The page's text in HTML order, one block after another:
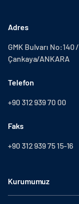
Adres
GMK Bulvarı No:140
Çankaya/ANKARA
Telefon
+90 312 939 70 00
Faks
+90 312 939 75 15-16
Kurumumuz